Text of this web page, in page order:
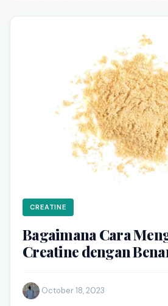
CREATINE
Bagaimana Cara
Creatine dengan
October 18, 2023